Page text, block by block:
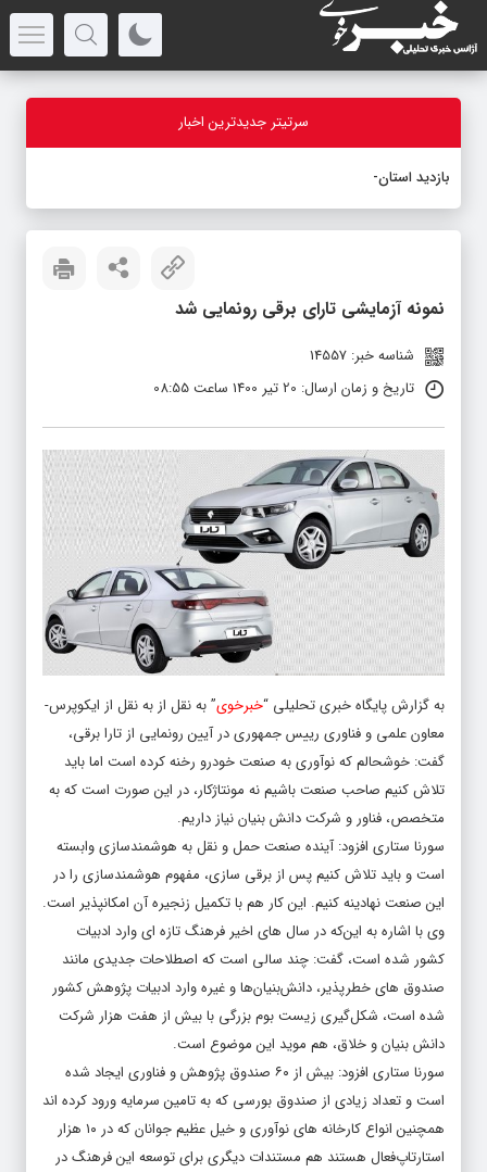
سرتیتر جدیدترین اخبار
بازدید استاندار آذر
نمونه آزمایشی تارای برقی رونمایی شد
شناسه خبر: 14557
تاریخ و زمان ارسال: 20 تیر 1400 ساعت 08:55
به گزارش پایگاه خبری تحلیلی “خبرخوی” به نقل از به نقل از ایکوپرس-
معاون علمی و فناوری رییس جمهوری در آیین رونمایی از تارا برقی،
گفت: خوشحالم که نوآوری به صنعتخودرو رخنه کرده است اما باید
تلاش کنیم صاحب صنعت باشیم نه مونتاژکار، در این صورت است که به
متخصص، فناور و شرکت دانش بنیان نیاز داریم.
سورنا ستاری افزود: آینده صنعت حمل و نقل به هوشمندسازی وابسته
است و باید تلاش کنیم پس از برقی سازی، مفهوم هوشمندسازی را در
این صنعت نهادینه کنیم. این کار هم با تکمیل زنجیره آن امکانپذیر است.
وی با اشاره به این‌که در سال های اخیر فرهنگ تازه ای وارد ادبیات
کشور شده است، گفت: چند سالی است که اصطلاحات جدیدی مانند
صندوق های خطرپذیر، دانش‌بنیان‌ها و غیره وارد ادبیات پژوهش کشور
شده است، شکل‌گیری زیست بوم بزرگی با بیش از هفت هزار شرکت
دانش بنیان و خلاق، هم موید این موضوع است.
سورنا ستاری افزود: بیش از ۶۰ صندوق پژوهش و فناوری ایجاد شده
است و تعداد زیادی از صندوق بورسی که به تامین سرمایه ورود کرده اند
همچنین انواع کارخانه های نوآوری و خیل عظیم جوانان که در ۱۰ هزار
استارتاپ‌فعال هستند هم مستندات دیگری برای توسعه این فرهنگ در